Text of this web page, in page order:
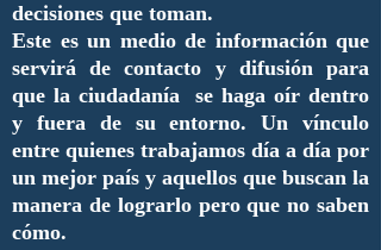
decisiones que toman.
Este es un medio de información que
servirá de contacto y difusión para
que la ciudadanía se haga oír dentro
y fuera de su entorno. Un vínculo
entre quienes trabajamos día a día por
un mejor país y aquellos que buscan la
manera de lograrlo pero que no saben
cómo.